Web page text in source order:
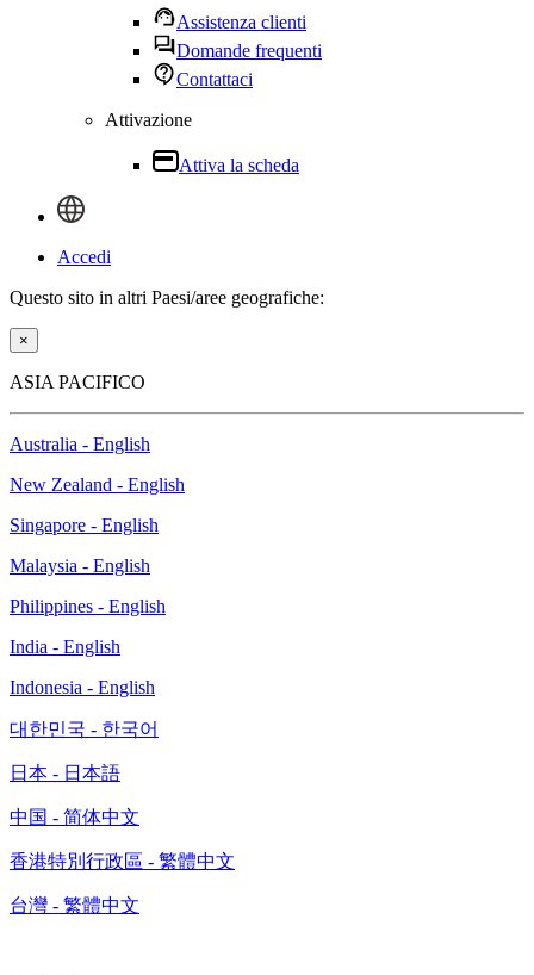
Assistenza clienti
Domande frequenti
Contattaci
Attivazione
Attiva la scheda
Accedi
Questo sito in altri Paesi/aree geografiche:
×
ASIA PACIFICO
Australia - English
New Zealand - English
Singapore - English
Malaysia - English
Philippines - English
India - English
Indonesia - English
대한민국 - 한국어
日本 - 日本語
中国 - 简体中文
香港特別行政區 - 繁體中文
台灣 - 繁體中文